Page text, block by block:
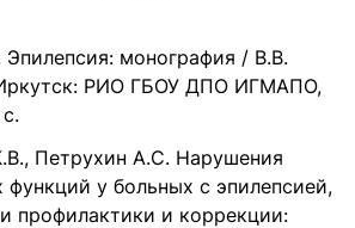
Эпилепсия: монография / В.В.
РИО ГБОУ ДПО ИГМАПО,
Петрухин А.С. Нарушения
функций у больных с эпилепсией,
профилактики и коррекции: